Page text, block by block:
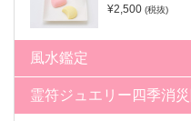
¥2,500 (税抜)
風水鑑定
霊符ジュエリー四季消